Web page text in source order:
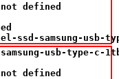
defined
ssd-samsung-usb-
usb-type-c-1tb-
defined